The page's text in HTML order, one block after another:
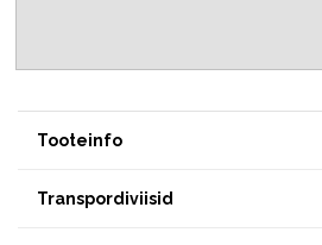
Tooteinfo
Transpordiviisid